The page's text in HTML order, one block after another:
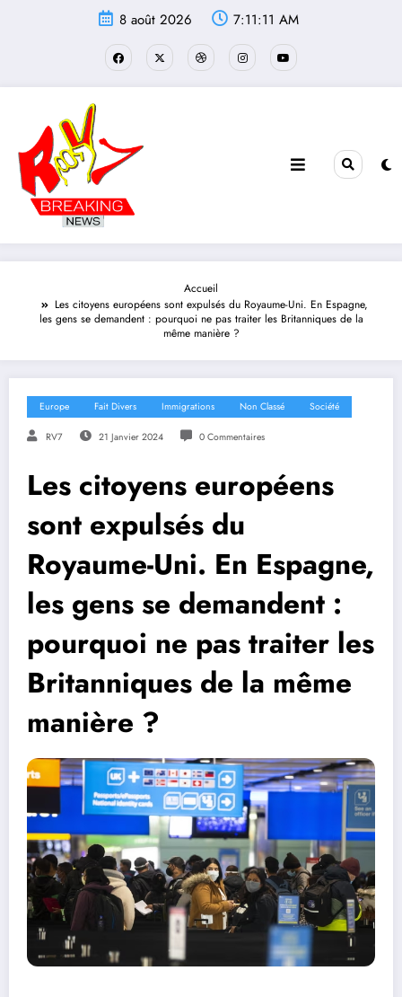
8 août 2026 7:11:12 AM
Accueil
Les citoyens européens sont expulsés du Royaume-Uni. En Espagne,
les gens se demandent : pourquoi ne pas traiter les Britanniques de la
même manière ?
Europe Fait Divers Immigrations Non Classé Société
RV7 21 Janvier 2024 0 Commentaires
Les citoyens européens
sont expulsés du
Royaume-Uni. En Espagne,
les gens se demandent :
pourquoi ne pas traiter les
Britanniques de la même
manière ?